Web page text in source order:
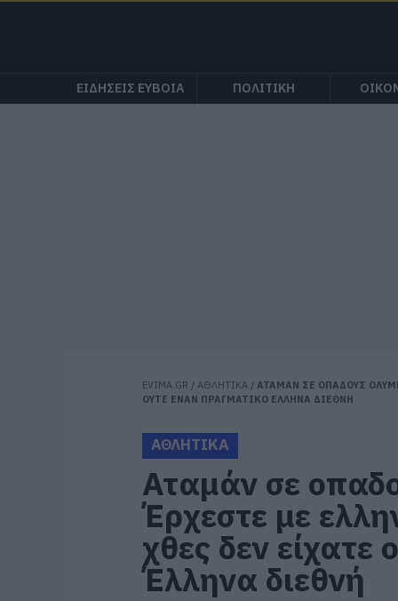
ΕΙΔΗΣΕΙΣ ΕΥΒΟΙΑ ΠΟΛΙΤΙΚΗ
EVIMA.GR / ΑΘΛΗΤΙΚΑ / ΑΤΑΜΑΝ ΣΕ ΟΠΑΔΟΥΣ
ΟΥΤΕ ΕΝΑΝ ΠΡΑΓΜΑΤΙΚΟ ΕΛΛΗΝΑ ΔΙΕΘΝΗ
ΑΘΛΗΤΙΚΑ
Αταμάν σε
Έρχεστε με
χθες δεν είχατε
Έλληνα διεθνή